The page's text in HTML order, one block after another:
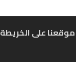
موقعنا على الخريطة